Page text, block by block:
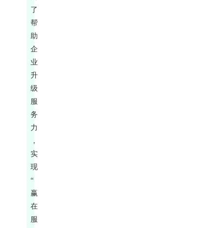
了
帮
助
企
业
升
级
服
务
力
，
实
现
“
赢
在
服